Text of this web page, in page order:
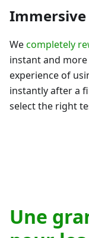
Immersive
Wecompletely
instant and
experience of
instantly after a
select the right
Une